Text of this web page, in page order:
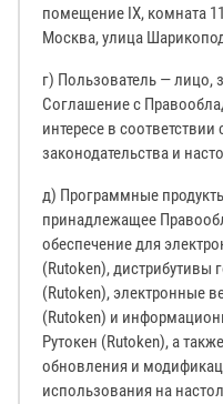
помещение IX, комната
Москва, улица
г) Пользователь —
Соглашение с
интересе в
законодательства и
д) Программные
принадлежащее
обеспечение для
(Rutoken), дистрибутивы
(Rutoken), электронные
(Rutoken) и
Рутокен (Rutoken), а
обновления и
использования на